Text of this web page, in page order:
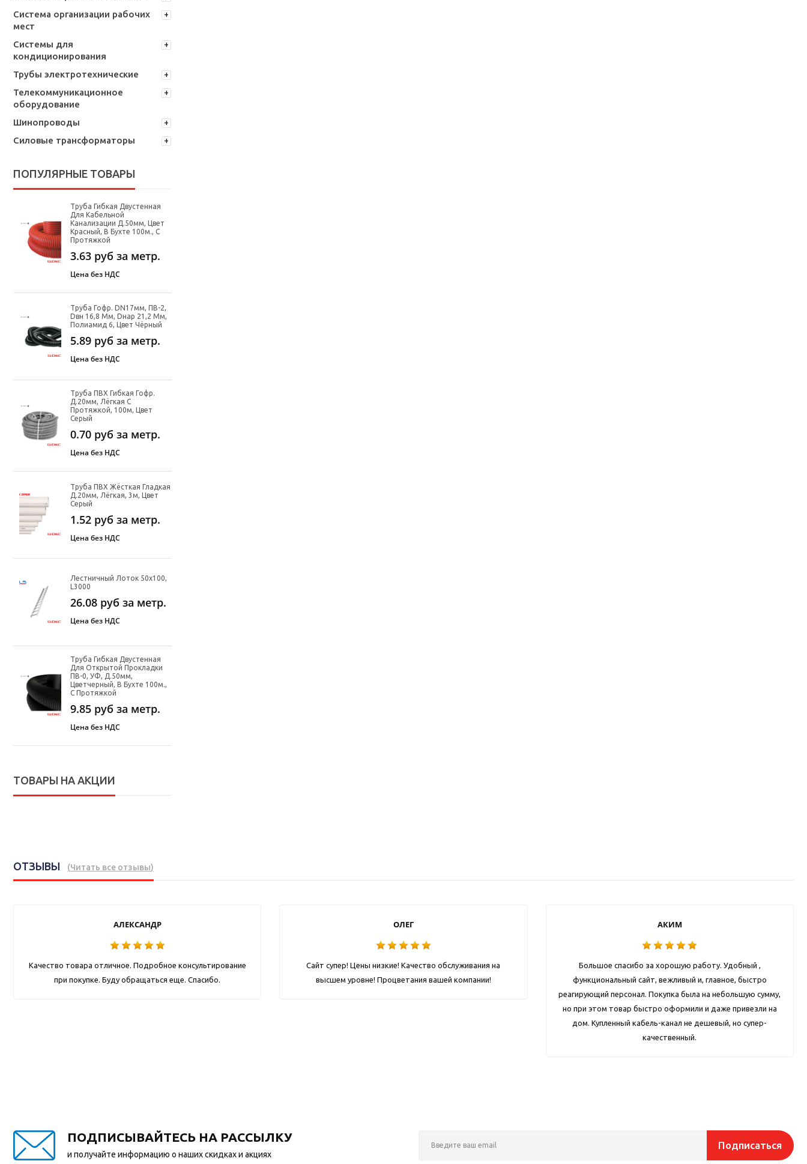
Система организации рабочих
мест
Системы для
кондиционирования
Трубы электротехнические
Телекоммуникационное
оборудование
Шинопроводы
Силовые трансформаторы
ПОПУЛЯРНЫЕ ТОВАРЫ
Труба Гибкая Двустенная
Для Кабельной
Канализации Д.50мм, Цвет
Красный, В Бухте 100м., С
Протяжкой
3.63 руб за метр.
Цена без НДС
Труба Гофр. DN17мм, ПВ-2,
Dвн 16,8 Мм, Dнар 21,2 Мм,
Полиамид 6, Цвет Чёрный
5.89 руб за метр.
Цена без НДС
Труба ПВХ Гибкая Гофр.
Д.20мм, Лёгкая С
Протяжкой, 100м, Цвет
Серый
0.70 руб за метр.
Цена без НДС
Труба ПВХ Жёсткая Гладкая
Д.20мм, Лёгкая, 3м, Цвет
Серый
1.52 руб за метр.
Цена без НДС
Лестничный Лоток 50х100,
L3000
26.08 руб за метр.
Цена без НДС
Труба Гибкая Двустенная
Для Открытой Прокладки
ПВ-0, УФ, Д.50мм,
Цветчерный, В Бухте 100м.,
С Протяжкой
9.85 руб за метр.
Цена без НДС
ТОВАРЫ НА АКЦИИ
ОТЗЫВЫ (Читать все отзывы)
АЛЕКСАНДР
Качество товара отличное. Подробное консультирование
при покупке. Буду обращаться еще. Спасибо.
ОЛЕГ
Сайт супер! Цены низкие! Качество обслуживания на
высшем уровне! Процветания вашей компании!
АКИМ
Большое спасибо за хорошую работу. Удобный ,
функциональный сайт, вежливый и, главное, быстро
реагирующий персонал. Покупка была на небольшую сумму,
но при этом товар быстро оформили и даже привезли на
дом. Купленный кабель-канал не дешевый, но супер-
качественный.
ПОДПИСЫВАЙТЕСЬ НА РАССЫЛКУ
и получайте информацию о наших скидках и акциях
Подписаться